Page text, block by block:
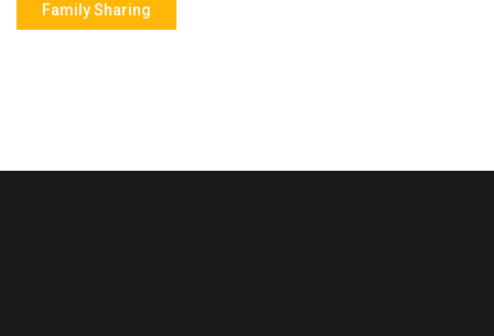
Family Sharing